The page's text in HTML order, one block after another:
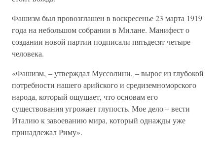
Фашизм был провозглашен в воскресенье 23 марта 1919
года на небольшом собрании в Милане. Манифест о
создании новой партии подписали пятьдесят четыре
человека.
«Фашизм, – утверждал Муссолини, – вырос из глубокой
потребности нашего арийского и средиземноморского
народа, который ощущает, что основам его
существования угрожает глупость. Мое дело – вести
Италию к завоеванию мира, который однажды уже
принадлежал Риму».